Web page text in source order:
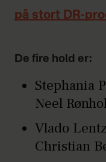
på stort DR-
De fire hold er:
Stephania
Neel
Vlado
Christian